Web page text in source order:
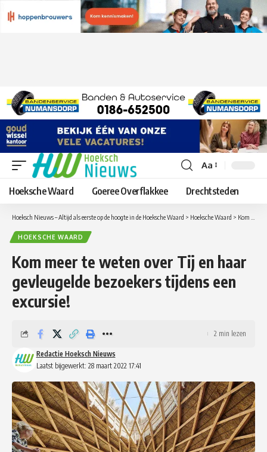
Lettergrootte
aanpassen
Aa
Hoeksche Waard Goeree Overflakkee Drechtsteden
Hoeksch Nieuws – Altijd als eerste op de hoogte in de Hoeksche Waard > Hoeksche Waard > Kom meer te weten over Tij en haar gevleugelde bezoekers tijdens een excursie!
HOEKSCHE WAARD
Kom meer te weten over Tij en haar
gevleugelde bezoekers tijdens een
excursie!
Laatst bijgewerkt: 28 maart 2022 17:41
Redactie Hoeksch Nieuws
2 min lezen